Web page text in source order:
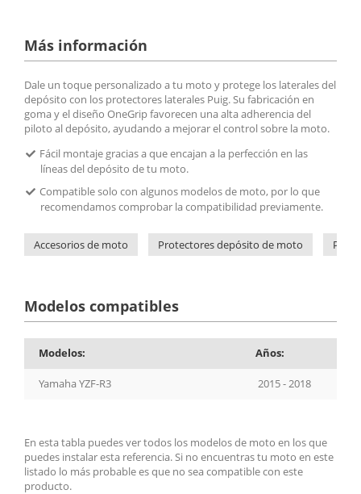
Más información
Dale un toque personalizado a tu moto y protege los laterales del
depósito con los protectores laterales Puig. Su fabricación en
goma y el diseño OneGrip favorecen una alta adherencia del
piloto al depósito, ayudando a mejorar el control sobre la moto.
Fácil montaje gracias a que encajan a la perfección en las
líneas del depósito de tu moto.
Compatible solo con algunos modelos de moto, por lo que
recomendamos comprobar la compatibilidad previamente.
Accesorios de moto Protectores depósito de moto
Modelos compatibles
Modelos: Años:
Yamaha YZF-R3 2015 - 2018
En esta tabla puedes ver todos los modelos de moto en los que
puedes instalar esta referencia. Si no encuentras tu moto en este
listado lo más probable es que no sea compatible con este
producto.